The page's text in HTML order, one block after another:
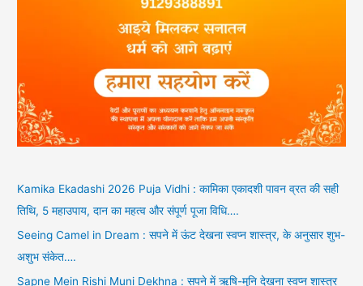
Kamika Ekadashi 2026 Puja Vidhi : कामिका एकादशी पावन व्रत की सही
तिथि, 5 महाउपाय, दान का महत्व और संपूर्ण पूजा विधि….
Seeing Camel in Dream : सपने में ऊंट देखना स्वप्न शास्त्र, के अनुसार शुभ-
अशुभ संकेत….
Sapne Mein Rishi Muni Dekhna : सपने में ऋषि-मुनि देखना स्वप्न शास्त्र